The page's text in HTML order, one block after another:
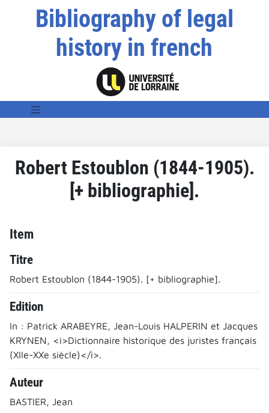
Bibliography of legal
history in french
Robert Estoublon (1844-1905).
[+ bibliographie].
Item
Titre
Robert Estoublon (1844-1905). [+ bibliographie].
Edition
In : Patrick ARABEYRE, Jean-Louis HALPERIN et Jacques
KRYNEN, <i>Dictionnaire historique des juristes français
(XIIe-XXe siècle)</i>.
Auteur
BASTIER, Jean